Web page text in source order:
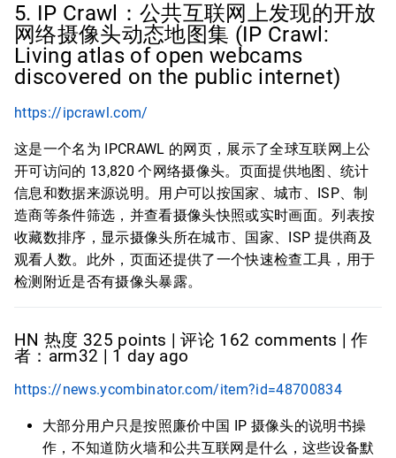
5. IP Crawl：公共互联网上发现的开放
网络摄像头动态地图集 (IP Crawl:
Living atlas of open webcams
discovered on the public internet)
https://ipcrawl.com/
这是一个名为 IPCRAWL 的网页，展示了全球互联网上公
开可访问的 13,820 个网络摄像头。页面提供地图、统计
信息和数据来源说明。用户可以按国家、城市、ISP、制
造商等条件筛选，并查看摄像头快照或实时画面。列表按
收藏数排序，显示摄像头所在城市、国家、ISP 提供商及
观看人数。此外，页面还提供了一个快速检查工具，用于
检测附近是否有摄像头暴露。
HN 热度 325 points | 评论 162 comments | 作
者：arm32 | 1 day ago
https://news.ycombinator.com/item?id=48700834
大部分用户只是按照廉价中国 IP 摄像头的说明书操
作，不知道防火墙和公共互联网是什么，这些设备默